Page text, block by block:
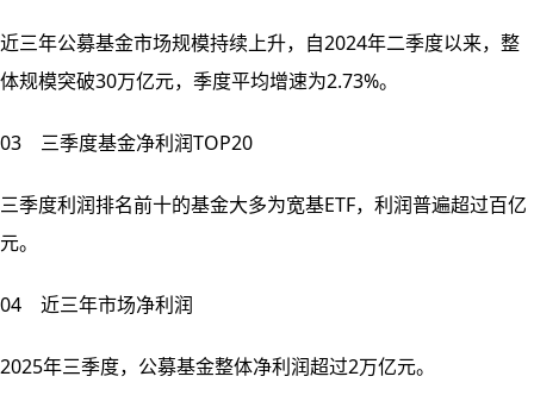
近三年公募基金市场规模持续上升，自2024年二季度以来，整
体规模突破30万亿元，季度平均增速为2.73%。
03 三季度基金净利润TOP20
三季度利润排名前十的基金大多为宽基ETF，利润普遍超过百亿
元。
04 近三年市场净利润
2025年三季度，公募基金整体净利润超过2万亿元。